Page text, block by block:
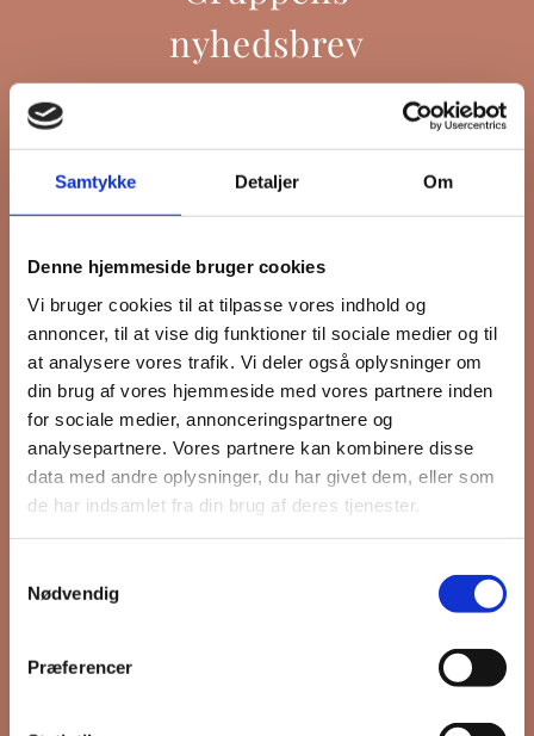
Samtykke Detaljer Om
Denne hjemmeside bruger cookies
Vi bruger cookies til at tilpasse vores indhold og
annoncer, til at vise dig funktioner til sociale medier og til
at analysere vores trafik. Vi deler også oplysninger om
din brug af vores hjemmeside med vores partnere inden
for sociale medier, annonceringspartnere og
analysepartnere. Vores partnere kan kombinere disse
data med andre oplysninger, du har givet dem, eller som
de har indsamlet fra din brug af deres tjenester.
Nødvendig
Præferencer
nyhedsbrev
Hold dig opdateret på hvad der sker
på Grønttorvet. I vores nyhedsbrev
sender vi blandt andet invitation til
boliger til salg, så du kan komme
først i køen.
*
Fornavn
Efternavn
Email
Interesseret i